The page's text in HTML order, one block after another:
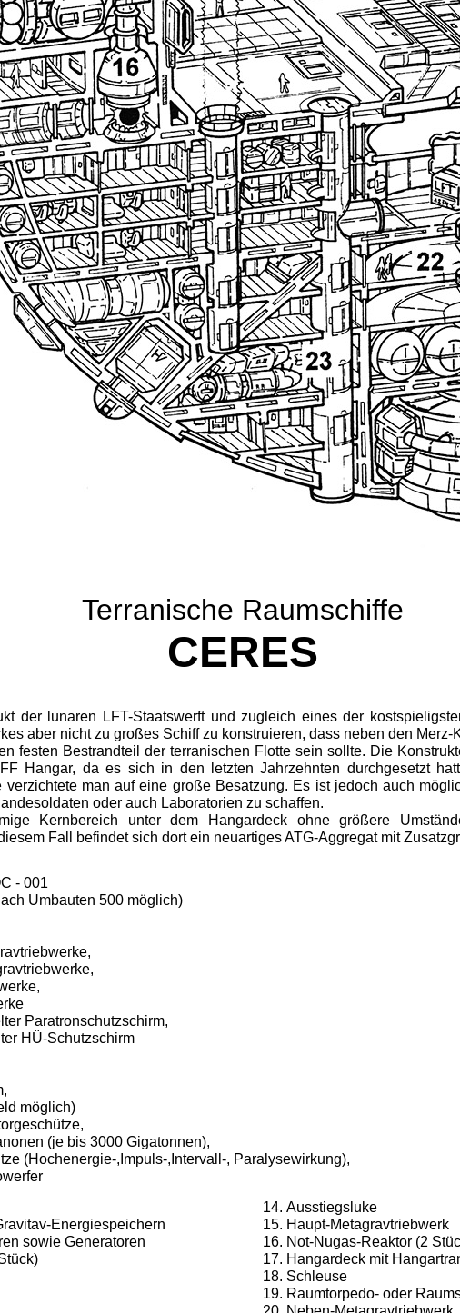
Terranische Raumschiffe
CERES
der lunaren LFT-Staatswerft und zugleich eines der
aber nicht zu großes Schiff zu konstruieren, dass neben den
festen Bestrandteil der terranischen Flotte sein sollte. Die
Hangar, da es sich in den letzten Jahrzehnten durchgesetzt
man auf eine große Besatzung. Es ist jedoch auch
oder auch Laboratorien zu schaffen.
Kernbereich unter dem Hangardeck ohne größere
Fall befindet sich dort ein neuartiges ATG-Aggregat mit
001
500 möglich)
Paratronschutzschirm,
HÜ-Schutzschirm
möglich)
(je bis 3000 Gigatonnen),
(Hochenergie-,Impuls-,Intervall-, Paralysewirkung),
Energiespeichern
sowie Generatoren
Ausstiegsluke
Haupt-Metagravtriebwerk
Not-Nugas-Reaktor (2
Hangardeck mit
Schleuse
Raumtorpedo- oder